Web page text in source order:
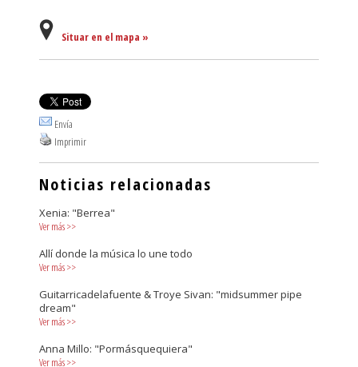
Situar en el mapa »
Envía
Imprimir
Noticias relacionadas
Xenia: "Berrea"
Ver más>>
Allí donde la música lo une todo
Ver más>>
Guitarricadelafuente & Troye Sivan: "midsummer pipe
dream"
Ver más>>
Anna Millo: "Pormásquequiera"
Ver más>>